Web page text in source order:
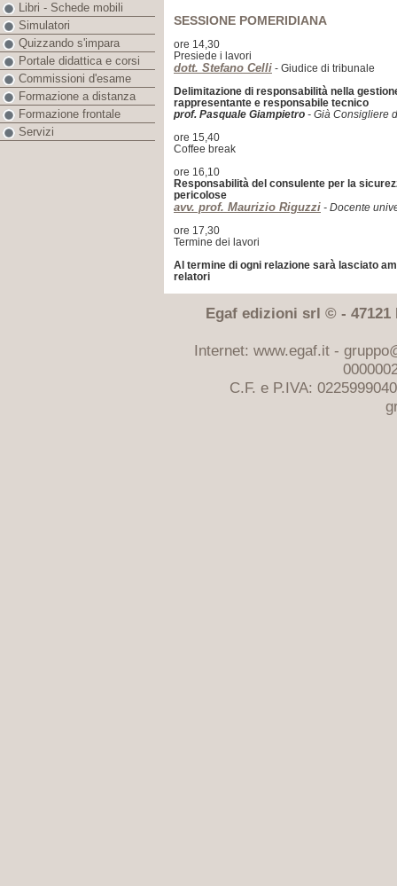
SESSIONE POMERIDIANA
ore 14,30
Presiede i lavori
dott. Stefano Celli - Giudice di tribunale
Delimitazione di responsabilità nella
rappresentante e responsabile tecnico
prof. Pasquale Giampietro - Già Consigliere
ore 15,40
Coffee break
ore 16,10
Responsabilità del consulente per la
pericolose
avv. prof. Maurizio Riguzzi - Docente
ore 17,30
Termine dei lavori
Al termine di ogni relazione sarà lasciato
relatori
Egaf edizioni srl © - 47121
Internet: www.egaf.it -
C.F. e P.IVA:
Libri - Schede mobili
Simulatori
Quizzando s'impara
Portale didattica e corsi
Commissioni d'esame
Formazione a distanza
Formazione frontale
Servizi